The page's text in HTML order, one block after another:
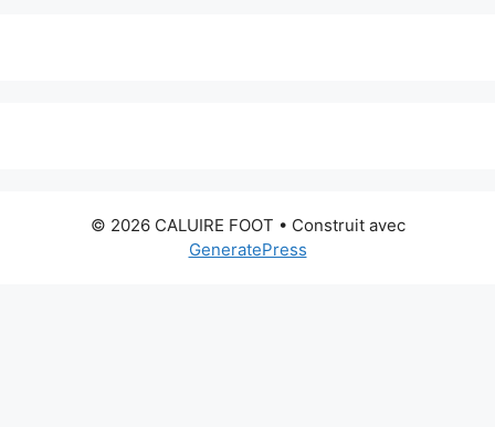
© 2026 CALUIRE FOOT • Construit avec
GeneratePress